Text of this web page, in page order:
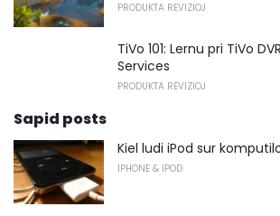
PRODUKTA REVIZIOJ
TiVo 101: Lernu pri TiVo
Services
PRODUKTA REVIZIOJ
Sapid posts
Kiel ludi iPod sur
IPHONE & IPOD